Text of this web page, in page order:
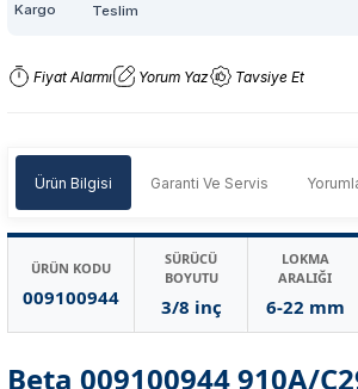
Teslim
Fiyat Alarmı Yorum Yaz Tavsiye Et
Ürün Bilgisi Garanti Ve Servis
ÜRÜN KODU
009100944
SÜRÜCÜ
BOYUTU
3/8 inç
LOKMA
ARALIĞI
6-22 mm
Beta 009100944 910A/